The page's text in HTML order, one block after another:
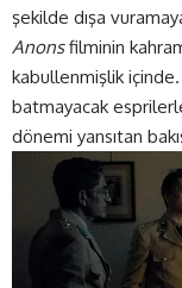
şekilde dışa
Anonsfilminin
kabullenmişlik
batmayacak
dönemi yansıtan